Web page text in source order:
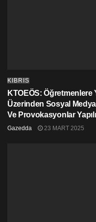
KIBRIS
KTOEÖS:
Üzerinden Sosyal
Ve Provokasyonlar
Gazedda 23 MART 2025